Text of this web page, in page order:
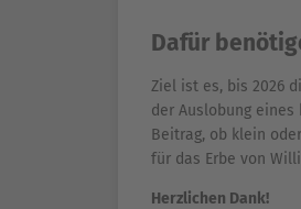
Dafür
Ziel ist es, bis 2026
der Auslobung
Beitrag, ob klein
für das Erbe von
Herzlichen Dank!